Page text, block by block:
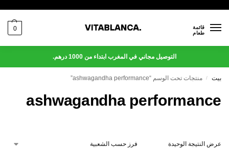
قائمة
طعام
0
التوصيل مجاني في المغرب ابتداء من 1000 درهم.
بيت / منتجات تحت الوسم “ashwagandha performance”
ashwagandha performance
عرض النتيجة الوحيدة